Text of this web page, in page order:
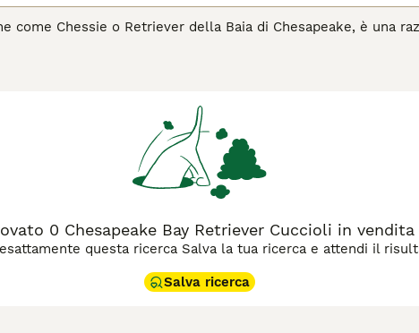
come Chessie o Retriever della Baia di Chesapeake, è una
dal marrone scuro al sabbia, e per la sua straordinaria
per gli appassionati di caccia e pesca. Nonostante il
richiedendo però una guida ferma e una socializzazione
è il cane giusto per te, leggi la guida all'acquisto per
0 Chesapeake Bay Retriever Cuccioli in vendita
questa ricerca Salva la tua ricerca e attendi il
Salva ricerca